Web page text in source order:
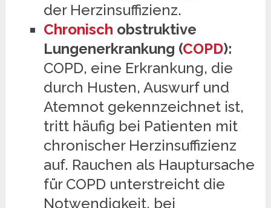
der Herzinsuffizienz.
Chronisch obstruktive
Lungenerkrankung (COPD):
COPD, eine Erkrankung, die
durch Husten, Auswurf und
Atemnot gekennzeichnet ist,
tritt häufig bei Patienten mit
chronischer Herzinsuffizienz
auf. Rauchen als Hauptursache
für COPD unterstreicht die
Notwendigkeit, bei